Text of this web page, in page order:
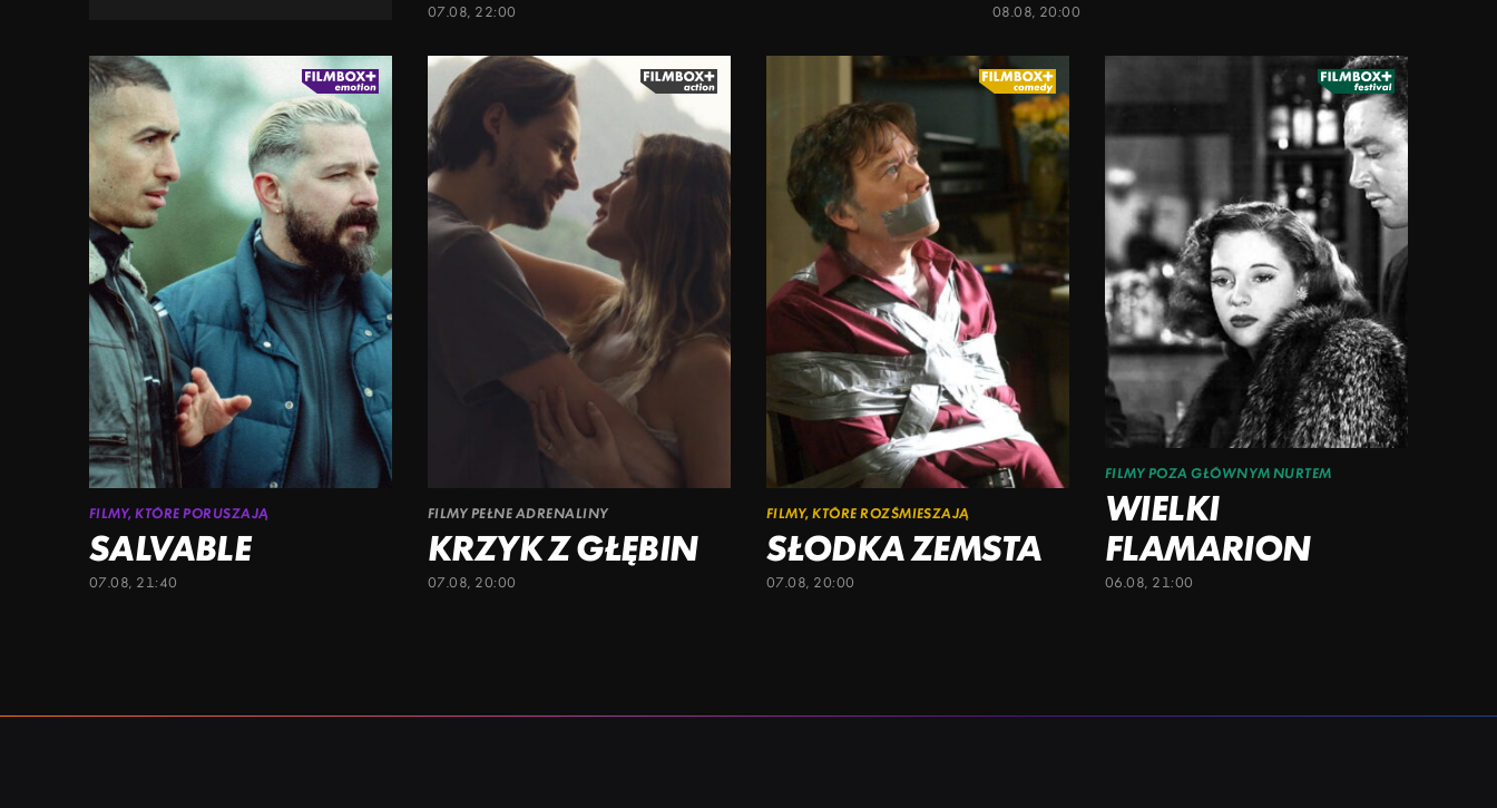
07.08, 22:00 08.08, 20:00
FILMY, KTÓRE PORUSZAJĄ
SALVABLE
07.08, 21:40
FILMY PEŁNE ADRENALINY
KRZYK Z GŁĘBIN
07.08, 20:00
FILMY, KTÓRE ROZŚMIESZAJĄ
SŁODKA ZEMSTA
07.08, 20:00
FILMY POZA GŁÓWNYM NURTEM
WIELKI
FLAMARION
06.08, 21:00